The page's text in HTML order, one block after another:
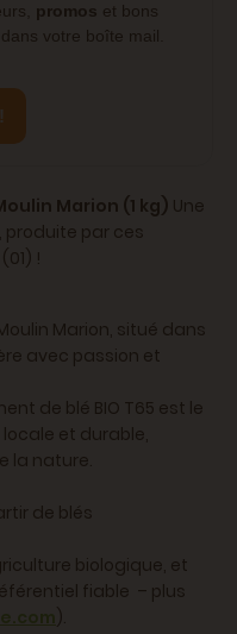
promos et bons
votre boîte mail.
Marion (1 kg) Une
par ces
!
Marion, situé dans
avec passion et
de blé BIO T65 est le
et durable,
la nature.
de blés
biologique, et
fiable – plus
).